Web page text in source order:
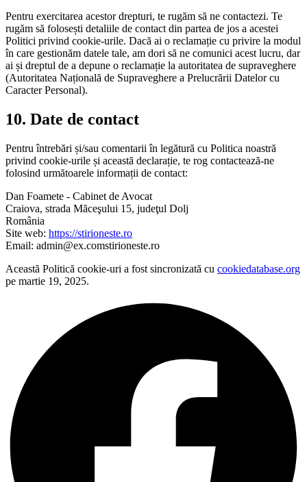
Pentru exercitarea acestor drepturi, te rugăm să ne contactezi. Te
rugăm să folosești detaliile de contact din partea de jos a acestei
Politici privind cookie-urile. Dacă ai o reclamație cu privire la modul
în care gestionăm datele tale, am dori să ne comunici acest lucru, dar
ai și dreptul de a depune o reclamație la autoritatea de supraveghere
(Autoritatea Națională de Supraveghere a Prelucrării Datelor cu
Caracter Personal).
10. Date de contact
Pentru întrebări și/sau comentarii în legătură cu Politica noastră
privind cookie-urile și această declarație, te rog contactează-ne
folosind următoarele informații de contact:
Dan Foamete - Cabinet de Avocat
Craiova, strada Măceşului 15, judeţul Dolj
România
Site web: https://stirioneste.ro
Email: admin@ex.comstirioneste.ro
Această Politică cookie-uri a fost sincronizată cu cookiedatabase.org
pe martie 19, 2025.